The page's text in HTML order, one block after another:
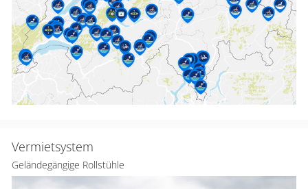
Vermietsystem
Geländegängige Rollstühle